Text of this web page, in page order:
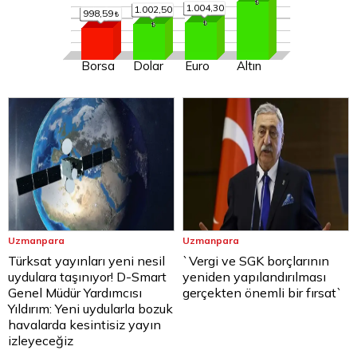
998,59
Borsa
1.002,50
Dolar
1.004,30
Euro Altın
Uzmanpara
Türksat yayınları yeni nesil
uydulara taşınıyor! D-Smart
Genel Müdür Yardımcısı
Yıldırım: Yeni uydularla bozuk
havalarda kesintisiz yayın
izleyeceğiz
Uzmanpara
`Vergi ve SGK borçlarının
yeniden yapılandırılması
gerçekten önemli bir fırsat`